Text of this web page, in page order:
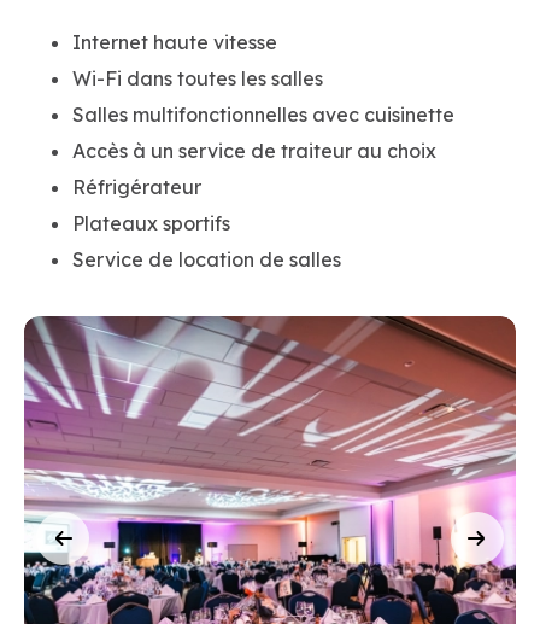
Internet haute vitesse
Wi-Fi dans toutes les salles
Salles multifonctionnelles avec cuisinette
Accès à un service de traiteur au choix
Réfrigérateur
Plateaux sportifs
Service de location de salles